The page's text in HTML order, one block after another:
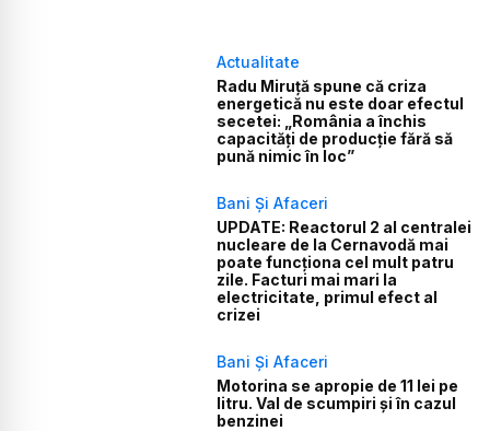
Actualitate
Radu Miruță spune că criza
energetică nu este doar efectul
secetei: „România a închis
capacități de producție fără să
pună nimic în loc”
Bani Și Afaceri
UPDATE: Reactorul 2 al centralei
nucleare de la Cernavodă mai
poate funcționa cel mult patru
zile. Facturi mai mari la
electricitate, primul efect al
crizei
Bani Și Afaceri
Motorina se apropie de 11 lei pe
litru. Val de scumpiri și în cazul
benzinei